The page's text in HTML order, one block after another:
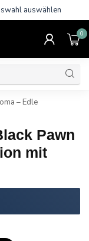
auswählen
0
– Edle
Pawn
mit